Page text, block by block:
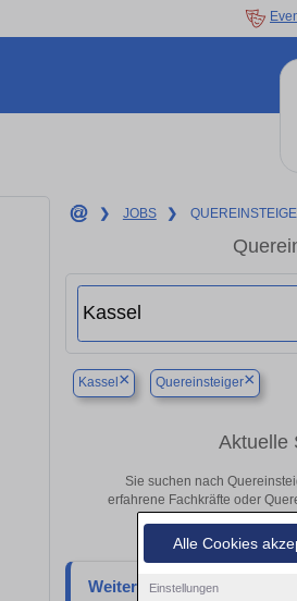
Alle Cookies
Einstellungen
❯ JOBS ❯
Kassel × Quereinsteiger×
Aktuelle
Sie suchen nach
erfahrene Fachkräfte oder
Weitere Quereinsteiger-